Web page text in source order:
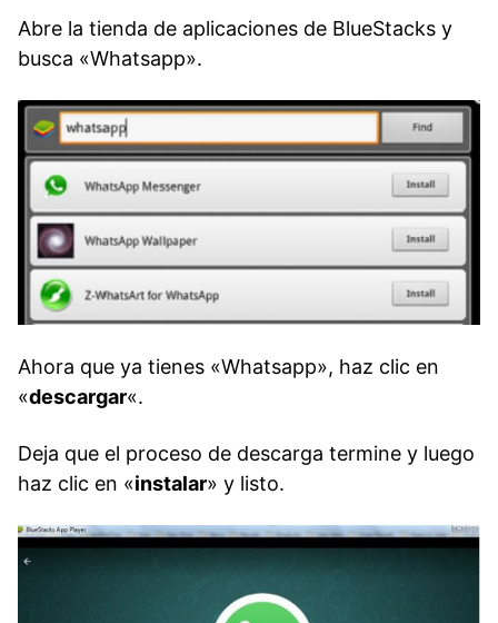
Abre la tienda de aplicaciones de BlueStacks y
busca «Whatsapp».
Ahora que ya tienes «Whatsapp», haz clic en
«descargar«.
Deja que el proceso de descarga termine y luego
haz clic en «instalar» y listo.